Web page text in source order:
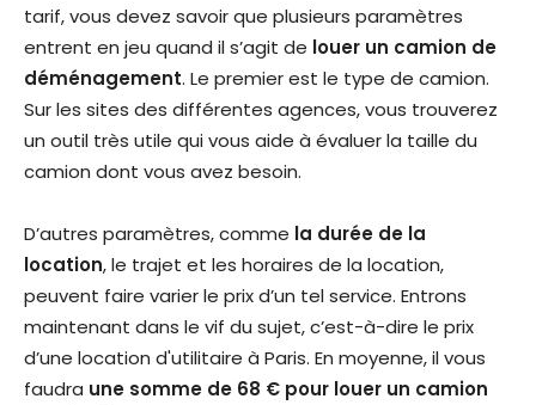
tarif, vous devez savoir que plusieurs paramètres
entrent en jeu quand il s’agit de louer un camion de
déménagement. Le premier est le type de camion.
Sur les sites des différentes agences, vous trouverez
un outil très utile qui vous aide à évaluer la taille du
camion dont vous avez besoin.
D’autres paramètres, comme la durée de la
location, le trajet et les horaires de la location,
peuvent faire varier le prix d’un tel service. Entrons
maintenant dans le vif du sujet, c’est-à-dire le prix
d’une location d'utilitaire à Paris. En moyenne, il vous
faudra une somme de 68 € pour louer un camion